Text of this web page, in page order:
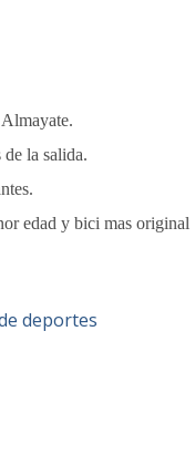
de la salida.
edad y bici mas original
deportes